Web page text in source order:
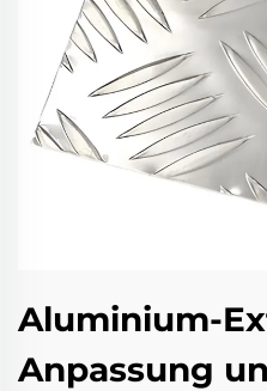
Aluminium-
Anpassung